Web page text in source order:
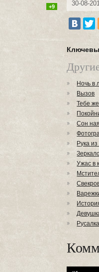
30-08-
+9
Ночь в
Вызов
Тебе
Сон
Рука
Ужас в
Русалка